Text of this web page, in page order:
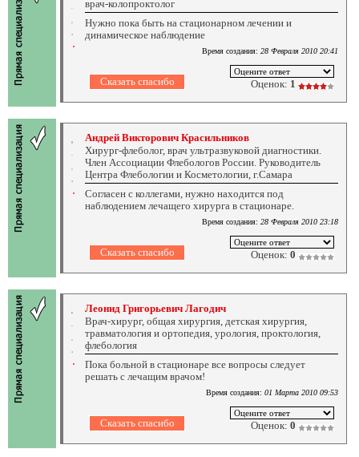
врач-колопроктолог
Нужно пока быть на стационарном лечении и
динамическое наблюдение
Время создания: 28 Февраля 2010 20:41
Оценок: 1
Андрей Викторович Красильников
Хирург-флеболог, врач ультразвуковой диагностики.
Член Ассоциации Флебологов России. Руководитель
Центра Флебологии и Косметологии, г.Самара
Согласен с коллегами, нужно находится под
наблюдением лечащего хирурга в стационаре.
Время создания: 28 Февраля 2010 23:18
Оценок: 0
Леонид Григорьевич Лагодич
Врач-хирург, общая хирургия, детская хирургия,
травматология и ортопедия, урология, проктология,
флебология
Пока больной в стационаре все вопросы следует
решать с лечащим врачом!
Время создания: 01 Марта 2010 09:53
Оценок: 0